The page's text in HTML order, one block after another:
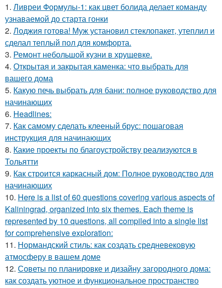
1. Ливреи Формулы-1: как цвет болида делает команду
узнаваемой до старта гонки
2. Лоджия готова! Муж установил стеклопакет, утеплил и
сделал теплый пол для комфорта.
3. Ремонт небольшой кузни в хрущевке.
4. Открытая и закрытая каменка: что выбрать для
вашего дома
5. Какую печь выбрать для бани: полное руководство для
начинающих
6. Headlines:
7. Как самому сделать клееный брус: пошаговая
инструкция для начинающих
8. Какие проекты по благоустройству реализуются в
Тольятти
9. Как строится каркасный дом: Полное руководство для
начинающих
10. Here is a list of 60 questions covering various aspects of
Kaliningrad, organized into six themes. Each theme is
represented by 10 questions, all compiled into a single list
for comprehensive exploration:
11. Нормандский стиль: как создать средневековую
атмосферу в вашем доме
12. Советы по планировке и дизайну загородного дома:
как создать уютное и функциональное пространство